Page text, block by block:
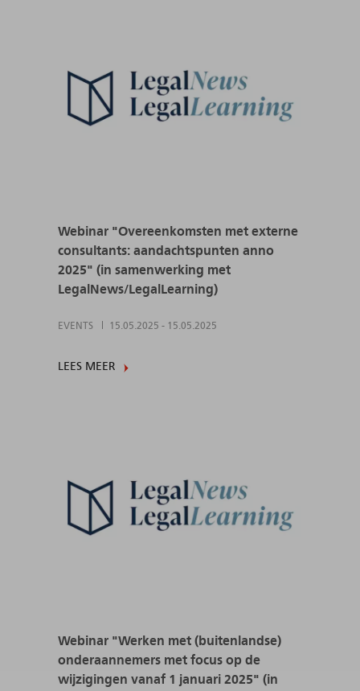
Webinar "Overeenkomsten met externe
consultants: aandachtspunten anno
2025" (in samenwerking met
LegalNews/LegalLearning)
EVENTS 15.05.2025 - 15.05.2025
LEES MEER
Webinar "Werken met (buitenlandse)
onderaannemers met focus op de
wijzigingen vanaf 1 januari 2025" (in